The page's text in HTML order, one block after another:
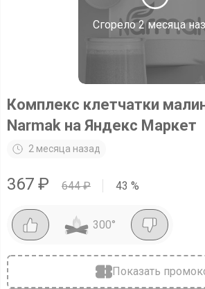
Сгорело2 месяца
Комплекс клетчатки
Narmak на Яндекс Маркет
2 месяца назад
367 ₽ 644₽ 43 %
300°
Показать